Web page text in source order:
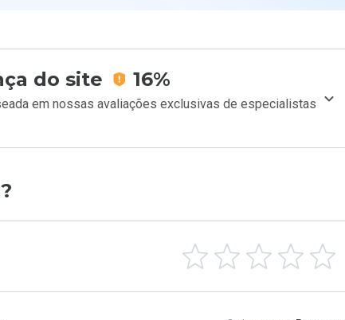
do site 16%
em nossas avaliações exclusivas de especialistas